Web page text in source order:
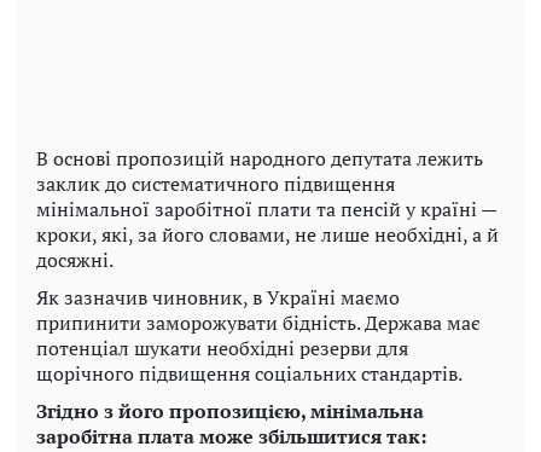
В основі пропозицій народного депутата лежить
заклик до систематичного підвищення
мінімальної заробітної плати та пенсій у країні —
кроки, які, за його словами, не лише необхідні, а й
досяжні.
Як зазначив чиновник, в Україні маємо
припинити заморожувати бідність. Держава має
потенціал шукати необхідні резерви для
щорічного підвищення соціальних стандартів.
Згідно з його пропозицією, мінімальна
заробітна плата може збільшитися так: